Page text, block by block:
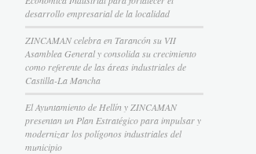
desarrollo empresarial de la localidad
ZINCAMAN celebra en Tarancón su VII
Asamblea General y consolida su crecimiento
como referente de las áreas industriales de
Castilla-La Mancha
El Ayuntamiento de Hellín y ZINCAMAN
presentan un Plan Estratégico para impulsar y
modernizar los polígonos industriales del
municipio